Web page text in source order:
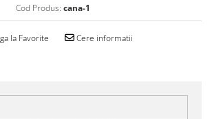
Cod Produs: cana-1
la Favorite Cere informatii